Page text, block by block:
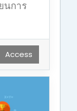
นการ
Access